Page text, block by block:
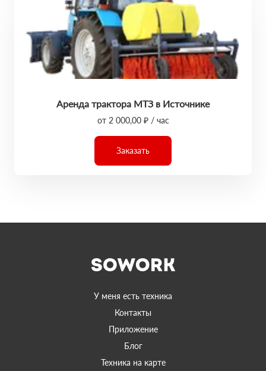
Аренда трактора МТЗ в Источнике
от 2 000,00 ₽ / час
Заказать
У меня есть техника
Контакты
Приложение
Блог
Техника на карте